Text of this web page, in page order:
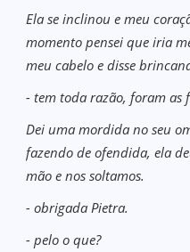
Ela se inclinou e meu
momento pensei que iria
meu cabelo e disse
- tem toda razão, foram as
Dei uma mordida no seu
fazendo de ofendida, ela
mão e nos soltamos.
- obrigada Pietra.
- pelo o que?